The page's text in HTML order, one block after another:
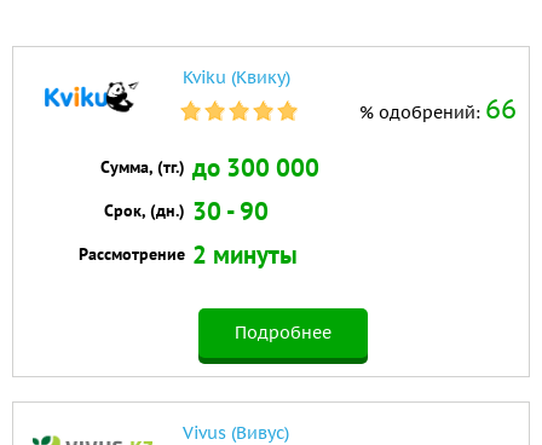
Kviku (Квику)
% одобрений: 66
Сумма, (тг.) до 300 000
Срок, (дн.) 30 - 90
Рассмотрение 2 минуты
Подробнее
Vivus (Вивус)